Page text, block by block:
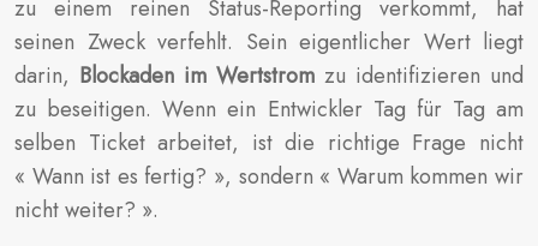
zu einem reinen Status-Reporting verkommt, hat
seinen Zweck verfehlt. Sein eigentlicher Wert liegt
darin, Blockaden im Wertstrom zu identifizieren und
zu beseitigen. Wenn ein Entwickler Tag für Tag am
selben Ticket arbeitet, ist die richtige Frage nicht
« Wann ist es fertig? », sondern « Warum kommen wir
nicht weiter? ».